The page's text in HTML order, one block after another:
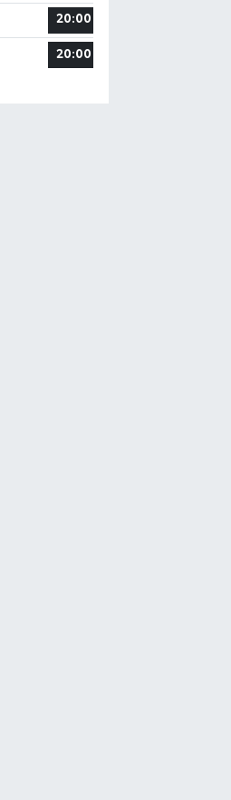
20:00
20:00